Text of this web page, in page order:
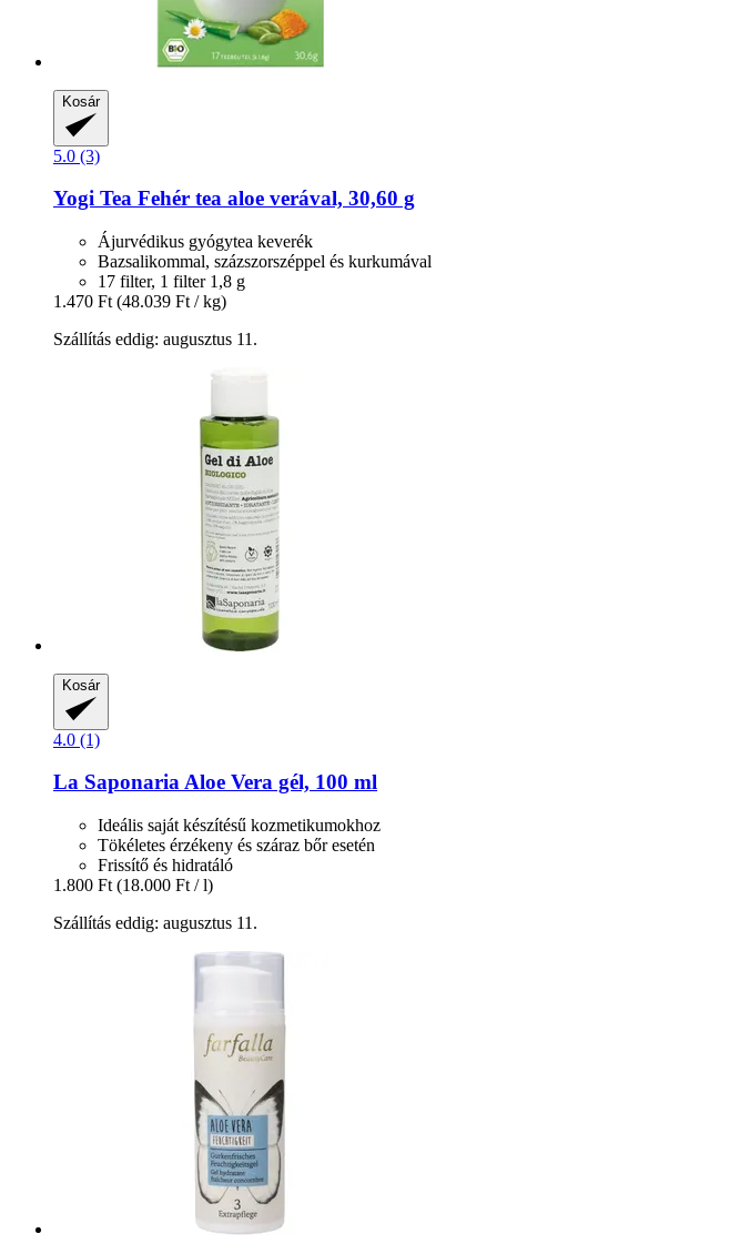
Kosár
5.0 (3)
Yogi Tea Fehér tea aloe verával, 30,60 g
Ájurvédikus gyógytea keverék
Bazsalikommal, százszorszéppel és kurkumával
17 filter, 1 filter 1,8 g
1.470 Ft (48.039 Ft / kg)
Szállítás eddig: augusztus 11.
Kosár
4.0 (1)
La SaponariaAloe Vera gél, 100 ml
Ideális saját készítésű kozmetikumokhoz
Tökéletes érzékeny és száraz bőr esetén
Frissítő és hidratáló
1.800 Ft (18.000 Ft / l)
Szállítás eddig: augusztus 11.